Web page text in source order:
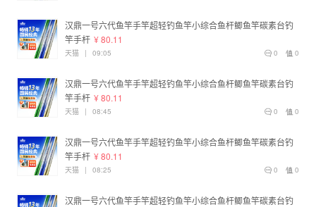
汉鼎一号六代鱼竿手竿超轻钓鱼竿小综合鱼杆鲫鱼竿碳素台钓
竿手杆 ¥ 80.11
0
0
天猫 | 09:05
汉鼎一号六代鱼竿手竿超轻钓鱼竿小综合鱼杆鲫鱼竿碳素台钓
竿手杆 ¥ 80.11
0
0
天猫 | 08:45
汉鼎一号六代鱼竿手竿超轻钓鱼竿小综合鱼杆鲫鱼竿碳素台钓
竿手杆 ¥ 80.11
0
0
天猫 | 08:25
汉鼎一号六代鱼竿手竿超轻钓鱼竿小综合鱼杆鲫鱼竿碳素台钓